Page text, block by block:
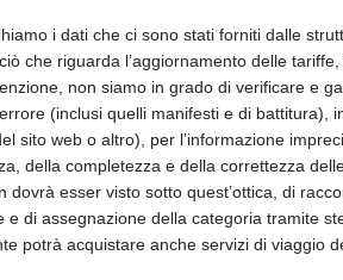
i dati che ci sono stati forniti dalle
che riguarda l’aggiornamento delle
non siamo in grado di verificare e
(inclusi quelli manifesti e di
sito web o altro), per l’informazione
della completezza e della correttezza
dovrà esser visto sotto quest’ottica, di
e di assegnazione della categoria tramite
potrà acquistare anche servizi di